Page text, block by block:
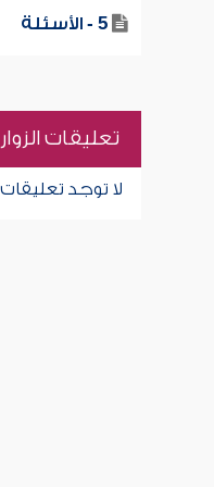
5 - الأسئلة
تعليقات الزوار
لا توجد